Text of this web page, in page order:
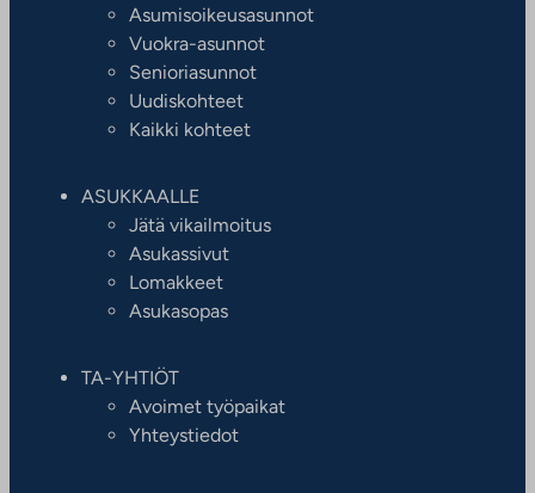
Asumisoikeusasunnot
Vuokra-asunnot
Senioriasunnot
Uudiskohteet
Kaikki kohteet
ASUKKAALLE
Jätä vikailmoitus
Asukassivut
Lomakkeet
Asukasopas
TA-YHTIÖT
Avoimet työpaikat
Yhteystiedot